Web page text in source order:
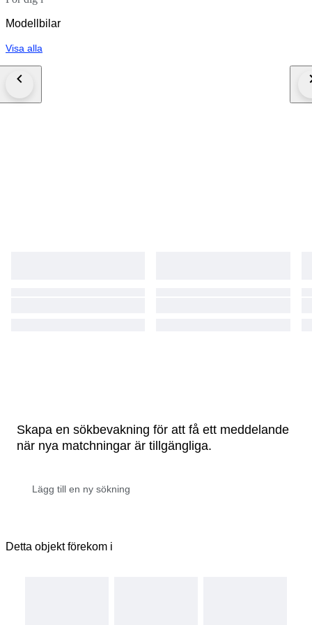
Modellbilar
Visa alla
Skapa en sökbevakning för att få ett meddelande
när nya matchningar är tillgängliga.
Detta objekt förekom i